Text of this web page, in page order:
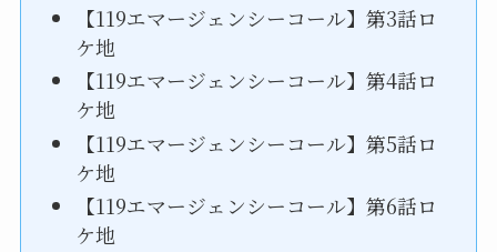
【119エマージェンシーコール】第3話ロ
ケ地
【119エマージェンシーコール】第4話ロ
ケ地
【119エマージェンシーコール】第5話ロ
ケ地
【119エマージェンシーコール】第6話ロ
ケ地